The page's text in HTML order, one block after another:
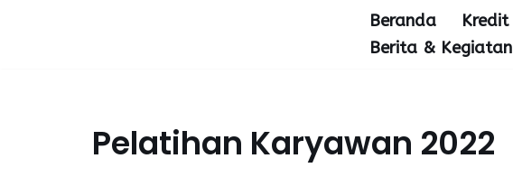
Beranda Kredit
Berita & Kegiatan
Pelatihan Karyawan 2022